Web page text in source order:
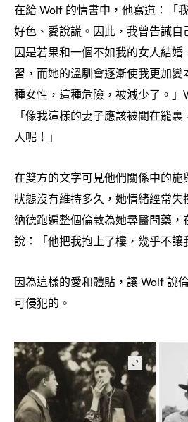
在給Wolf 的情書中 ， 他寫道 ：
「
好色、愛說謊。因此 ， 我曾告誡自
因是若果和一個不如我的女人結婚
習 ， 而她的溫馴會逐漸使我更加
種女性 ， 這種危險 ， 被減少了。」
「像我這樣的妻子應該被關在籠裏
人呢 ！ 」
在雙方的文字可見他們關係中的施
狀態沒有維持多久 ， 她情緒經常失
納德跑遍整個倫敦為她尋醫問藥 ，
說 ： 「他把我抱上了樓 ， 幾乎不讓
因為這樣的愛和體貼 ， 讓Wolf說
可侵犯的。